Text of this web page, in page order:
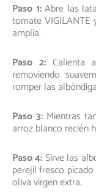
Paso 1:Abre las
tomate
amplia.
Paso 2:Calienta
removiendo
romper las
Paso 3: Mientras
arroz blanco recién
Paso 4:Sirve las
perejil fresco
oliva virgen extra.